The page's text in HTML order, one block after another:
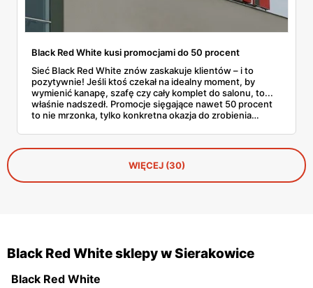
Black Red White kusi promocjami do 50 procent
Sieć Black Red White znów zaskakuje klientów – i to
pozytywnie! Jeśli ktoś czekał na idealny moment, by
wymienić kanapę, szafę czy cały komplet do salonu, to...
właśnie nadszedł. Promocje sięgające nawet 50 procent
to nie mrzonka, tylko konkretna okazja do zrobienia
ważne – przecenione są nie tylko końcówki kolekcji, ale
też wiele bestsellerów. To trochę jak świąteczna
wyprzedaż, tylko że w środku lata. A jak wiadomo – dobre
meble nie muszą kosztować fortuny, zwłaszcza jeśli
trafimy na taką ofertę. Czas więc rozejrzeć się i
WIĘCEJ (30)
Black Red White sklepy w Sierakowice
Black Red White